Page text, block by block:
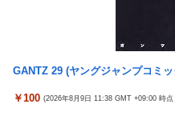
チェリ男の悠遊自適 #608【オ
THE NEUTRALのしげるさん
開される！めっちゃ楽しそうだ
本屋に現れた異臭＆浮浪者風
パンパンにして無会計で退店
【熊本地震】 発生後に居酒屋
触れじゃね？
GANTZ 29 (ヤングジャンプコミ
￥100 (2026年8月9日 11:38 GMT +09:00 時点